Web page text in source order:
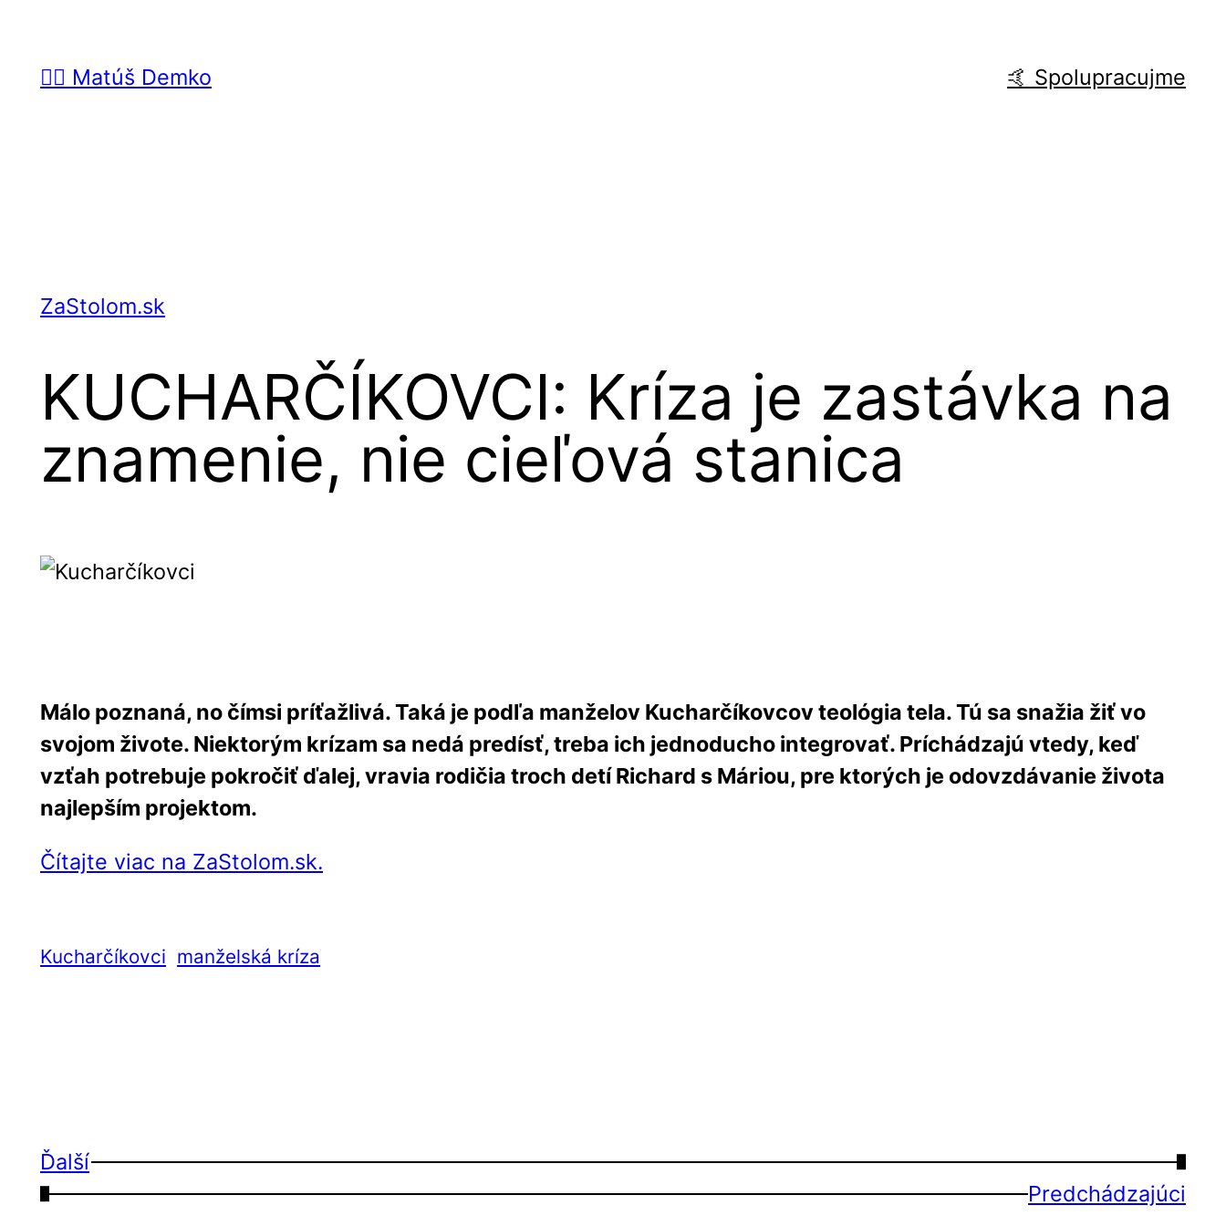
obsah
🙋‍♂️ Matúš Demko 🤙 Spolupracujme
ZaStolom.sk
KUCHARČÍKOVCI: Kríza je zastávka na
znamenie, nie cieľová stanica
Málo poznaná, no čímsi príťažlivá. Taká je podľa manželov Kucharčíkovcov teológia tela. Tú sa snažia žiť vo
svojom živote. Niektorým krízam sa nedá predísť, treba ich jednoducho integrovať. Príchádzajú vtedy, keď
vzťah potrebuje pokročiť ďalej, vravia rodičia troch detí Richard s Máriou, pre ktorých je odovzdávanie života
najlepším projektom.
Čítajte viac na ZaStolom.sk.
Kucharčíkovci manželská kríza
Ďalší
→
←
Predchádzajúci